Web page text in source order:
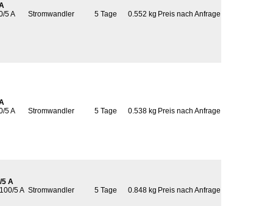
5 A
Stromwandler 5 Tage 0.552 kg Preis nach Anfrage
5 A
Stromwandler 5 Tage 0.538 kg Preis nach Anfrage
5 A
5 A Stromwandler 5 Tage 0.848 kg Preis nach Anfrage